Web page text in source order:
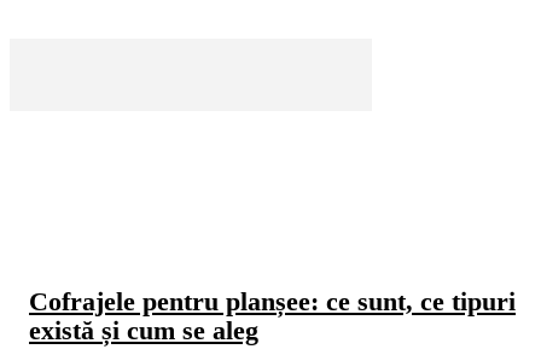
Cofrajele pentru planșee: ce sunt, ce tipuri
există și cum se aleg